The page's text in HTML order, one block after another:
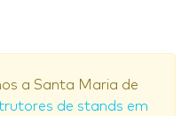
a Santa Maria de
de stands em